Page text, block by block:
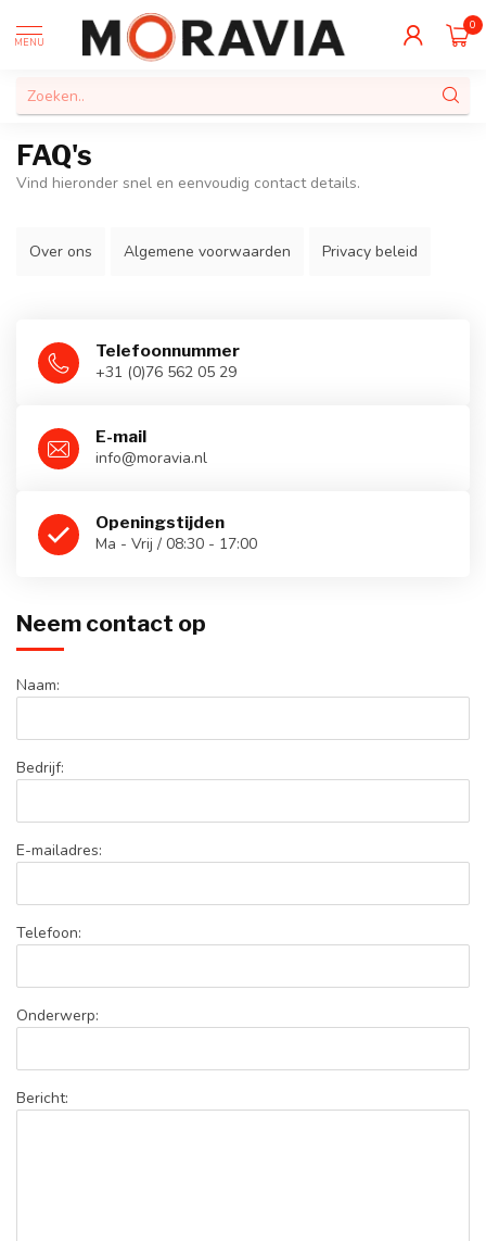
MENU
0
FAQ's
Vind hieronder snel en eenvoudig contact details.
Over ons Algemene voorwaarden Privacy beleid
Telefoonnummer
+31 (0)76 562 05 29
E-mail
info@moravia.nl
Openingstijden
Ma - Vrij / 08:30 - 17:00
Neem contact op
Naam:
Bedrijf:
E-mailadres:
Telefoon:
Onderwerp:
Bericht: